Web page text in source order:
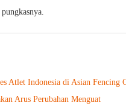
Atlet Indonesia di Asian Fencing
Arus Perubahan Menguat